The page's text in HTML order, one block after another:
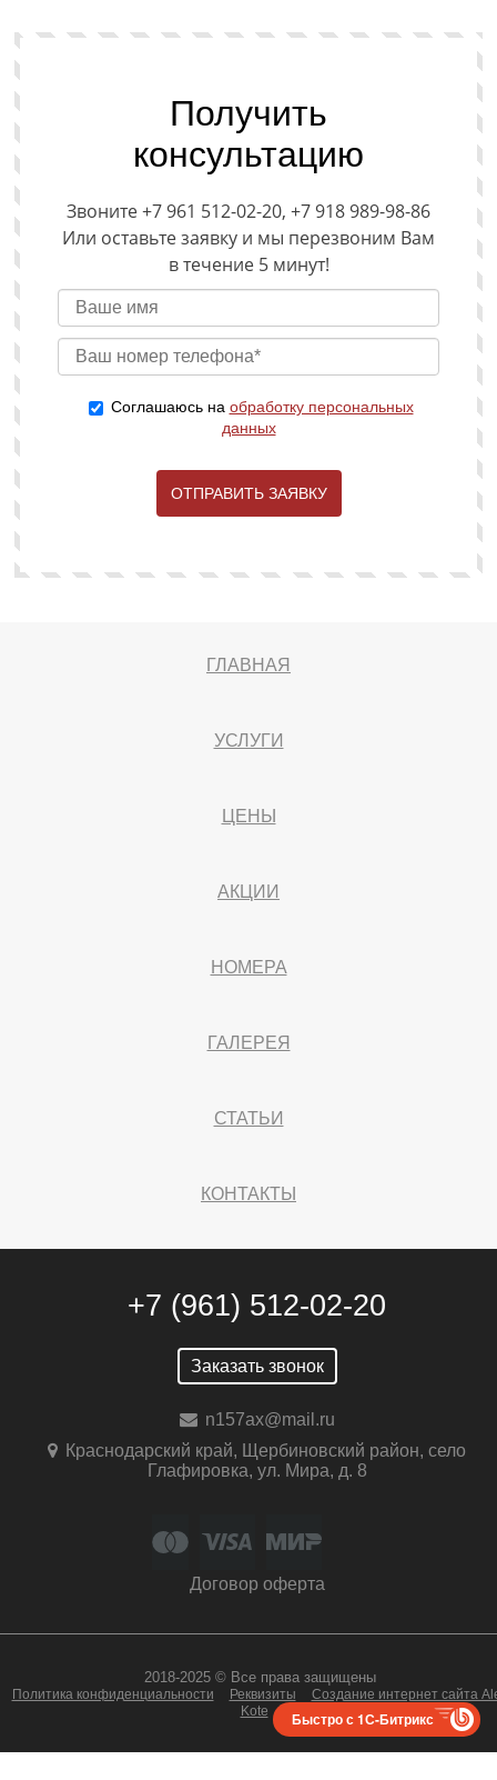
Получить
консультацию
Звоните +7 961 512-02-20, +7 918 989-98-86
Или оставьте заявку и мы перезвоним Вам
в течение 5 минут!
Соглашаюсь на обработку персональных
данных
ОТПРАВИТЬ ЗАЯВКУ
ГЛАВНАЯ
УСЛУГИ
ЦЕНЫ
АКЦИИ
НОМЕРА
ГАЛЕРЕЯ
СТАТЬИ
КОНТАКТЫ
+7 (961) 512-02-20
Заказать звонок
n157ax@mail.ru
Краснодарский край, Щербиновский район, село
Глафировка, ул. Мира, д. 8
Договор оферта
2018-2025 © Все права защищены
Политика конфиденциальности Реквизиты
Создание интернет сайта
Kote
Быстро с 1С-Битрикс